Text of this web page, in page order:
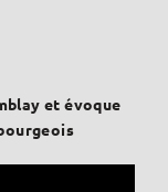
et évoque